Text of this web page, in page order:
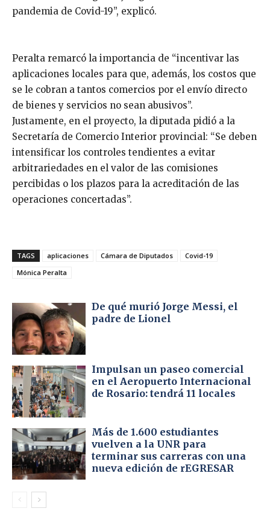
pandemia de Covid-19”, explicó.
Peralta remarcó la importancia de “incentivar las
aplicaciones locales para que, además, los costos que
se le cobran a tantos comercios por el envío directo
de bienes y servicios no sean abusivos”.
Justamente, en el proyecto, la diputada pidió a la
Secretaría de Comercio Interior provincial: “Se deben
intensificar los controles tendientes a evitar
arbitrariedades en el valor de las comisiones
percibidas o los plazos para la acreditación de las
operaciones concertadas”.
TAGS aplicaciones Cámara de Diputados
Covid-19
Mónica Peralta
De qué murió Jorge Messi, el
padre de Lionel
Impulsan un paseo comercial
en el Aeropuerto Internacional
de Rosario: tendrá 11 locales
Más de 1.600 estudiantes
vuelven a la UNR para
terminar sus carreras con una
nueva edición de rEGRESAR